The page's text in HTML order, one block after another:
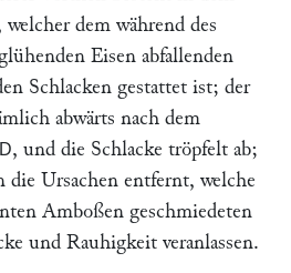
dem während des
Eisen abfallenden
Schlacken gestattet ist; der
abwärts nach dem
D, und die Schlacke tröpfelt ab;
die Ursachen entfernt, welche
Amboßen geschmiedeten
und Rauhigkeit veranlassen.